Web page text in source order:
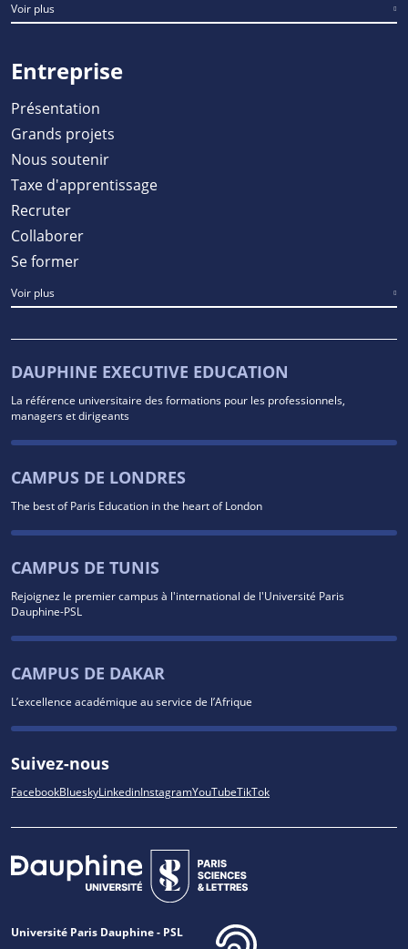
Voir plus
Entreprise
Présentation
Grands projets
Nous soutenir
Taxe d'apprentissage
Recruter
Collaborer
Se former
Voir plus
DAUPHINE EXECUTIVE EDUCATION
La référence universitaire des formations pour les professionnels,
managers et dirigeants
CAMPUS DE LONDRES
The best of Paris Education in the heart of London
CAMPUS DE TUNIS
Rejoignez le premier campus à l'international de l'Université Paris
Dauphine-PSL
CAMPUS DE DAKAR
L’excellence académique au service de l’Afrique
Suivez-nous
FacebookBlueskyLinkedinInstagramYouTubeTikTok
Université Paris Dauphine - PSL